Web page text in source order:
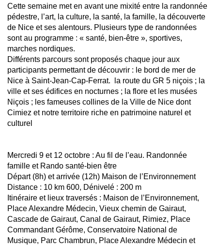
Cette semaine met en avant une mixité entre la randonnée
pédestre, l’art, la culture, la santé, la famille, la découverte
de Nice et ses alentours. Plusieurs type de randonnées
sont au programme : « santé, bien-être », sportives,
marches nordiques.
Différents parcours sont proposés chaque jour aux
participants permettant de découvrir : le bord de mer de
Nice à Saint-Jean-Cap-Ferrat. la route du GR 5 niçois ; la
ville et ses édifices en nocturnes ; la flore et les musées
Niçois ; les fameuses collines de la Ville de Nice dont
Cimiez et notre territoire riche en patrimoine naturel et
culturel
Mercredi 9 et 12 octobre : Au fil de l’eau. Randonnée
famille et Rando santé-bien être
Départ (8h) et arrivée (12h) Maison de l’Environnement
Distance : 10 km 600, Dénivelé : 200 m
Itinéraire et lieux traversés : Maison de l’Environnement,
Place Alexandre Médecin, Vieux chemin de Gairaut,
Cascade de Gairaut, Canal de Gairaut, Rimiez, Place
Commandant Gérôme, Conservatoire National de
Musique, Parc Chambrun, Place Alexandre Médecin et